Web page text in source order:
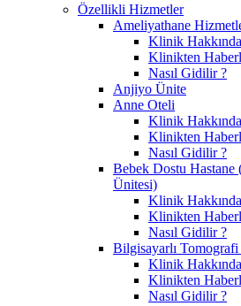
Özellikli Hizmetler
Ameliyathane
Klinik Hakkında
Klinikten
Nasıl Gidilir ?
Anjiyo Ünite
Anne Oteli
Klinik Hakkında
Klinikten
Nasıl Gidilir ?
Bebek Dostu Hastane
Ünitesi)
Klinik Hakkında
Klinikten
Nasıl Gidilir ?
Bilgisayarlı
Klinik Hakkında
Klinikten
Nasıl Gidilir ?